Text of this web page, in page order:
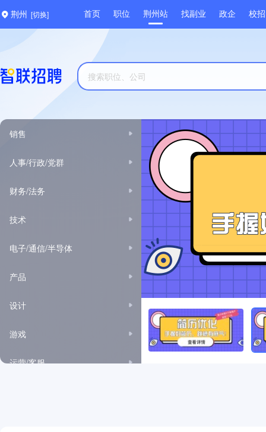
荆州 [切换] 首页 职位 荆州站 找副业 政企 校招
销售
人事/行政/党群
财务/法务
技术
电子/通信/半导体
产品
设计
游戏
运营/客服